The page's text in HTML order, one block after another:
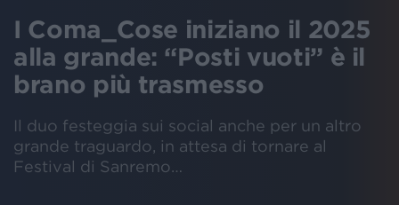
I Coma_Cose iniziano il 2025
alla grande: “Posti vuoti” è il
brano più trasmesso
Il duo festeggia sui social anche per un altro
grande traguardo, in attesa di tornare al
Festival di Sanremo…